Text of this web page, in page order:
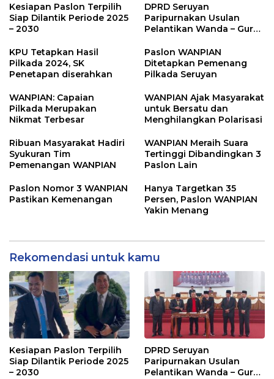
Kesiapan Paslon Terpilih
Siap Dilantik Periode 2025
– 2030
DPRD Seruyan
Paripurnakan Usulan
Pelantikan Wanda – Guru
KPU Tetapkan Hasil
Pilkada 2024, SK
Penetapan diserahkan
Paslon WANPIAN
Ditetapkan Pemenang
Pilkada Seruyan
WANPIAN: Capaian
Pilkada Merupakan
Nikmat Terbesar
WANPIAN Ajak Masyarakat
untuk Bersatu dan
Menghilangkan Polarisasi
Ribuan Masyarakat Hadiri
Syukuran Tim
Pemenangan WANPIAN
WANPIAN Meraih Suara
Tertinggi Dibandingkan 3
Paslon Lain
Paslon Nomor 3 WANPIAN
Pastikan Kemenangan
Hanya Targetkan 35
Persen, Paslon WANPIAN
Yakin Menang
Rekomendasi untuk kamu
Kesiapan Paslon Terpilih
Siap Dilantik Periode 2025
– 2030
DPRD Seruyan
Paripurnakan Usulan
Pelantikan Wanda – Guru